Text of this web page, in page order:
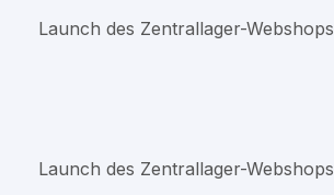
Launch des Zentrallager-Webshops
Launch des Zentrallager-Webshops